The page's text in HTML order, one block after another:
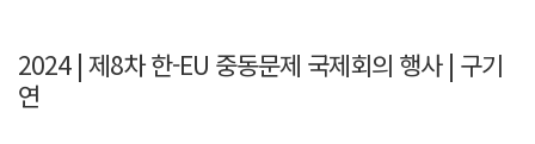
2024 | 제8차 한-EU 중동문제 국제회의 행사 | 구기
연